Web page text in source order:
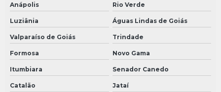
Anápolis Rio Verde
Luziânia Águas Lindas de Goiás
Valparaíso de Goiás Trindade
Formosa Novo Gama
Itumbiara Senador Canedo
Catalão Jataí